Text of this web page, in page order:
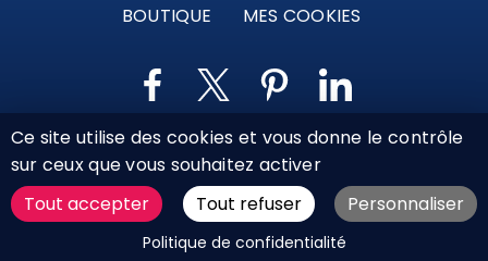
DEMANDER UN DEVIS
BOUTIQUE
MES COOKIES
Marque déposée © Agence Web Attichy, Compiègne,
Soissons, Noyon, Oise | 2011 / 2026
Ce site utilise des cookies et vous donne le contrôle
sur ceux que vous souhaitez activer
Tout accepter
Tout refuser Personnaliser
Politique de confidentialité